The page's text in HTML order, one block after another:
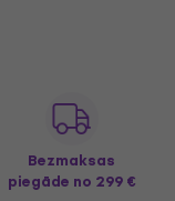
Bezmaksas
piegāde no 299 €